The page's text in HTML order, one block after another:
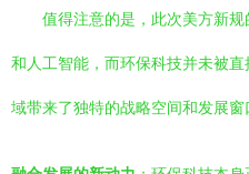
值得注意的是，此次美方新
和人工智能，而环保科技并未被
域带来了独特的战略空间和发展窗